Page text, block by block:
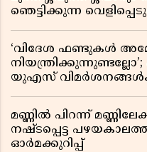
ഞെട്ടിക്കുന്ന
‘വിദേശ ഫണ്ടുകൾ
യുഎസ്
മണ്ണിൽ പിറന്ന്
നഷ്ടപ്പെട്ട
ഓർമക്കുറിപ്പ്